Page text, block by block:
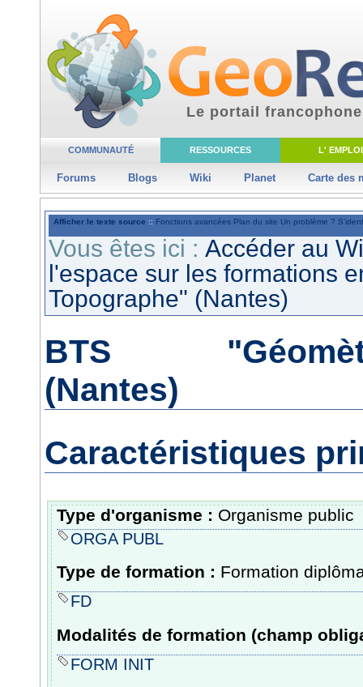
COMMUNAUTÉ RESSOURCES L' EMPLOI
Forums Blogs Wiki Planet Carte des
Le portail
Afficher le texte source :: Fonctions avancées Plan du site Un problème ?
Vous êtes ici : Accéder au
l'espace sur les formations
Topographe" (Nantes)
BTS
(Nantes)
Caractéristiques
Type d'organisme : Organisme public
ORGA PUBL
Type de formation : Formation
FD
Modalités de formation (champ
FORM INIT